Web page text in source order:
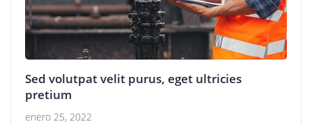
Sed volutpat velit purus, eget ultricies
pretium
enero 25, 2022